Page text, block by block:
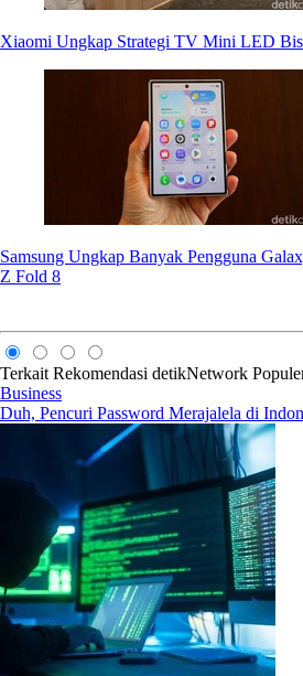
Xiaomi Ungkap Strategi TV Mini LED
Samsung Ungkap Banyak Pengguna
Z Fold 8
Terkait Rekomendasi detikNetwork
Business
Duh, Pencuri Password Merajalela di